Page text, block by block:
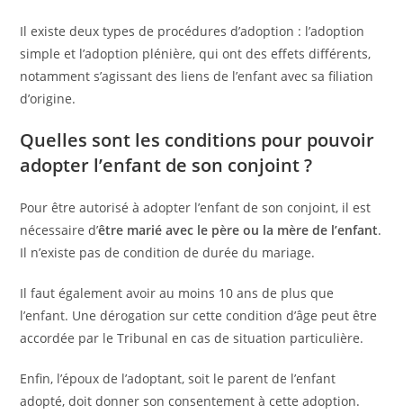
Il existe deux types de procédures d’adoption : l’adoption
simple et l’adoption plénière, qui ont des effets différents,
notamment s’agissant des liens de l’enfant avec sa filiation
d’origine.
Quelles sont les conditions pour pouvoir
adopter l’enfant de son conjoint ?
Pour être autorisé à adopter l’enfant de son conjoint, il est
nécessaire d’être marié avec le père ou la mère de l’enfant.
Il n’existe pas de condition de durée du mariage.
Il faut également avoir au moins 10 ans de plus que
l’enfant. Une dérogation sur cette condition d’âge peut être
accordée par le Tribunal en cas de situation particulière.
Enfin, l’époux de l’adoptant, soit le parent de l’enfant
adopté, doit donner son consentement à cette adoption.